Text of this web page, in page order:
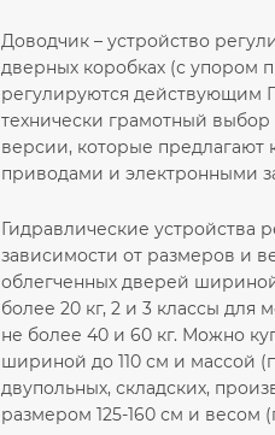
Доводчик – устройство
дверных коробках (с упором
регулируются действующим
технически грамотный
версии, которые предлагают
приводами и электронными
Гидравлические устройства
зависимости от размеров и
облегченных дверей
более 20 кг, 2 и 3 классы
не более 40 и 60 кг. Можно
шириной до 110 см и массой
двупольных, складских,
размером 125-160 см и весом